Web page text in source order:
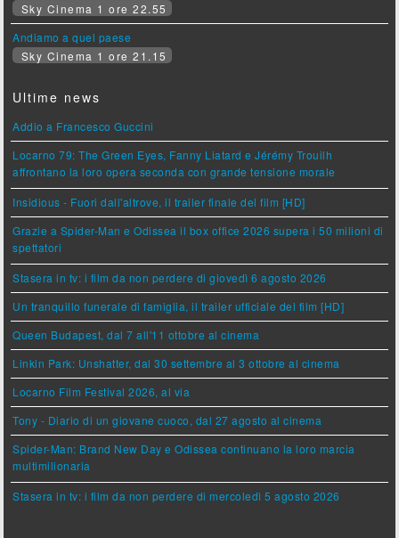
Sky Cinema 1 ore 22.55
Andiamo a quel paese
Sky Cinema 1 ore 21.15
Ultime news
Addio a Francesco Guccini
Locarno 79: The Green Eyes, Fanny Liatard e Jérémy Trouilh
affrontano la loro opera seconda con grande tensione morale
Insidious - Fuori dall'altrove, il trailer finale del film [HD]
Grazie a Spider-Man e Odissea il box office 2026 supera i 50 milioni di
spettatori
Stasera in tv: i film da non perdere di giovedì 6 agosto 2026
Un tranquillo funerale di famiglia, il trailer ufficiale del film [HD]
Queen Budapest, dal 7 all'11 ottobre al cinema
Linkin Park: Unshatter, dal 30 settembre al 3 ottobre al cinema
Locarno Film Festival 2026, al via
Tony - Diario di un giovane cuoco, dal 27 agosto al cinema
Spider-Man: Brand New Day e Odissea continuano la loro marcia
multimilionaria
Stasera in tv: i film da non perdere di mercoledì 5 agosto 2026